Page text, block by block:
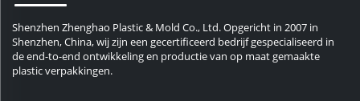
Shenzhen Zhenghao Plastic & Mold Co., Ltd. Opgericht in 2007 in
Shenzhen, China, wij zijn een gecertificeerd bedrijf gespecialiseerd in
de end-to-end ontwikkeling en productie van op maat gemaakte
plastic verpakkingen.